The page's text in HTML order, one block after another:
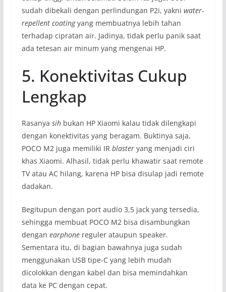
sudah dibekali dengan perlindungan P2i, yakni water-
repellent coatingyang membuatnya lebih tahan
terhadap cipratan air. Jadinya, tidak perlu panik saat
ada tetesan air minum yang mengenai HP.
5. Konektivitas Cukup
Lengkap
Rasanya sih bukan HP Xiaomi kalau tidak dilengkapi
dengan konektivitas yang beragam. Buktinya saja,
POCO M2 juga memiliki IR blasteryang menjadi ciri
khas Xiaomi. Alhasil, tidak perlu khawatir saat remote
TV atau AC hilang, karena HP bisa disulap jadi remote
dadakan.
Begitupun dengan port audio 3,5 jack yang tersedia,
sehingga membuat POCO M2 bisa disambungkan
dengan earphonereguler ataupun speaker.
Sementara itu, di bagian bawahnya juga sudah
menggunakan USB tipe-C yang lebih mudah
dicolokkan dengan kabel dan bisa memindahkan
data ke PC dengan cepat.